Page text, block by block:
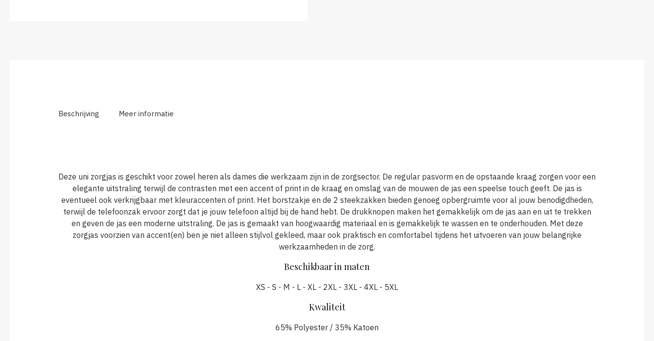
Beschrijving Meer informatie
Deze uni zorgjas is geschikt voor zowel heren als dames die werkzaam zijn in de zorgsector. De regular pasvorm en de opstaande kraag zorgen voor een
elegante uitstraling terwijl de contrasten met een accent of print in de kraag en omslag van de mouwen de jas een speelse touch geeft. De jas is
eventueel ook verkrijgbaar met kleuraccenten of print. Het borstzakje en de 2 steekzakken bieden genoeg opbergruimte voor al jouw benodigdheden,
terwijl de telefoonzak ervoor zorgt dat je jouw telefoon altijd bij de hand hebt. De drukknopen maken het gemakkelijk om de jas aan en uit te trekken
en geven de jas een moderne uitstraling. De jas is gemaakt van hoogwaardig materiaal en is gemakkelijk te wassen en te onderhouden. Met deze
zorgjas voorzien van accent(en) ben je niet alleen stijlvol gekleed, maar ook praktisch en comfortabel tijdens het uitvoeren van jouw belangrijke
werkzaamheden in de zorg.
Beschikbaar in maten
XS - S - M - L - XL - 2XL - 3XL - 4XL - 5XL
Kwaliteit
65% Polyester / 35% Katoen